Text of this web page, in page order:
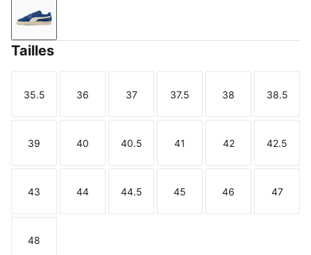
Royal Sapphire-Alpine Snow
Tailles
Taille
35.5
Taille
36
Taille
37
Taille
37.5
Taille
38
Taille
38.5
Taille
39
Taille
40
Taille
40.5
Taille
41
Taille
42
Taille
42.5
Taille
43
Taille
44
Taille
44.5
Taille
45
Taille
46
Taille
47
Taille
48